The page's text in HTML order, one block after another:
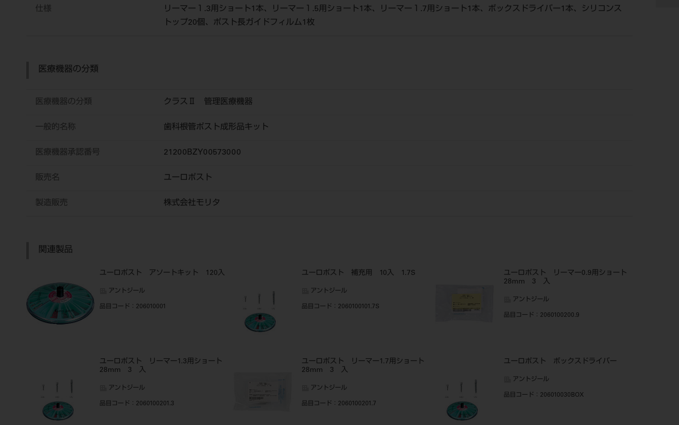
仕様
リーマー１.3用ショート1本、リーマー１.5用ショート1本、リーマー１.7用ショート1本、ボックスドライバー1本、シリコンス
トップ20個、ポスト長ガイドフィルム1枚
医療機器の分類
医療機器の分類 クラスⅡ 管理医療機器
一般的名称 歯科根管ポスト成形品キット
医療機器承認番号 21200BZY00573000
販売名 ユーロポスト
製造販売 株式会社モリタ
関連製品
ユーロポスト アソートキット 120入
アントジール
品目コード ：206010001
ユーロポスト 補充用 10入 1.7S
アントジール
品目コード ：2060100101.7S
ユーロポスト リーマー0.9用ショート
28mm 3 入
アントジール
品目コード ：2060100200.9
ユーロポスト リーマー1.3用ショート
28mm 3 入
アントジール
品目コード ：2060100201.3
ユーロポスト リーマー1.7用ショート
28mm 3 入
アントジール
品目コード ：2060100201.7
ユーロポスト ボックスドライバー
アントジール
品目コード ：206010030BOX